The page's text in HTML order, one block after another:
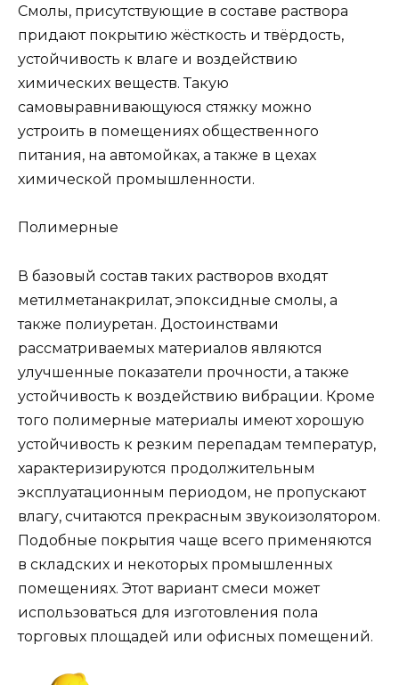
Смолы, присутствующие в составе раствора
придают покрытию жёсткость и твёрдость,
устойчивость к влаге и воздействию
химических веществ. Такую
самовыравнивающуюся стяжку можно
устроить в помещениях общественного
питания, на автомойках, а также в цехах
химической промышленности.
Полимерные
В базовый состав таких растворов входят
метилметанакрилат, эпоксидные смолы, а
также полиуретан. Достоинствами
рассматриваемых материалов являются
улучшенные показатели прочности, а также
устойчивость к воздействию вибрации. Кроме
того полимерные материалы имеют хорошую
устойчивость к резким перепадам температур,
характеризируются продолжительным
эксплуатационным периодом, не пропускают
влагу, считаются прекрасным звукоизолятором.
Подобные покрытия чаще всего применяются
в складских и некоторых промышленных
помещениях. Этот вариант смеси может
использоваться для изготовления пола
торговых площадей или офисных помещений.